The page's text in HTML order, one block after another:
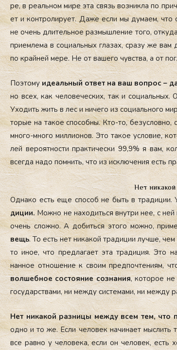
ре, в ре­аль­ном ми­ре эта связь воз­никла по
ет и кон­тро­лиру­ет. Да­же ес­ли мы ду­ма­ем, что
не очень дли­тель­ное раз­мышле­ние то­го,
при­ем­ле­ма в со­ци­аль­ных гла­зах, сра­зу же вам
по край­ней ме­ре. Не от ва­шего чувс­тва, а от
По­это­муиде­аль­ный от­вет на ваш воп­рос –
но всех, как че­лове­чес­ких, так и
Ухо­дить жить в лес и ни­чего из со­ци­аль­но­го
торые на та­кое спо­соб­ны. Кто-то,
мно­го-мно­го мил­ли­онов. Это та­кое ус­ло­вие,
лей ве­ро­ят­ности прак­ти­чес­ки 99,9% я вам,
всег­да на­до пом­нить, что из ис­клю­чения есть
Нет
Од­на­ко есть еще спо­соб не быть в тра­диции.
диции.Мож­но не на­ходить­ся внут­ри нее, с
очень слож­но. А до­бить­ся это­го мож­но,
вещь. То есть нет ни­какой тра­диции луч­ше,
то иное, что пред­ла­га­ет эта тра­диция. Это
нанное от­но­шение к сво­им пред­почте­ни­ям,
вол­шебное сос­то­яние соз­на­ния, ко­торое
го­сударс­тва­ми, ни меж­ду сис­те­мами, ни
Нет ни­какой раз­ни­цы меж­ду всем тем, что
од­но и то же. Ес­ли че­ловек на­чина­ет мыс­лить
все рав­но у че­лове­ка, ес­ли он че­ловек, есть